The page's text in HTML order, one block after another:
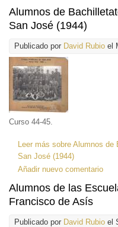
Alumnos de
San José (1944)
Publicado por David Rubio el
Curso 44-45.
Leer más sobre Alumnos de
San José (1944)
Añadir nuevo comentario
Alumnos de las
Francisco de Asís
Publicado por David Rubio el